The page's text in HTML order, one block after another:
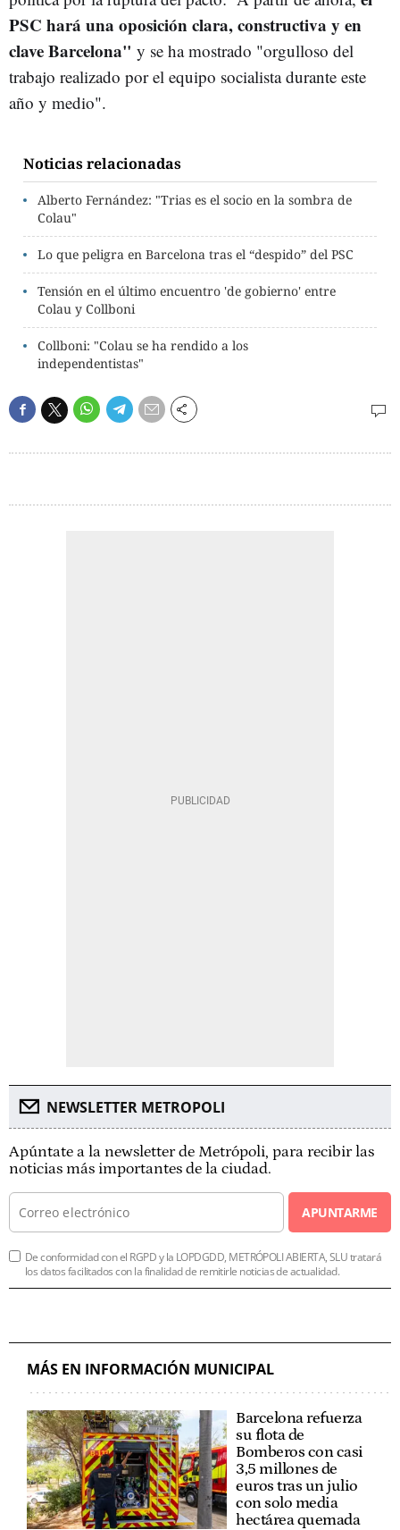
PSC hará una oposición clara, constructiva y en
clave Barcelona" y se ha mostrado "orgulloso del
trabajo realizado por el equipo socialista durante este
año y medio".
Noticias relacionadas
Alberto Fernández: "Trias es el socio en la sombra de
Colau"
Lo que peligra en Barcelona tras el “despido” del PSC
Tensión en el último encuentro 'de gobierno' entre
Colau y Collboni
Collboni: "Colau se ha rendido a los
independentistas"
NEWSLETTER METROPOLI
Apúntate a la newsletter de Metrópoli, para recibir las
noticias más importantes de la ciudad.
APUNTARME
De conformidad con el RGPD y la LOPDGDD, METRÓPOLI ABIERTA, SLU tratará
los datos facilitados con la finalidad de remitirle noticias de actualidad.
MÁS EN INFORMACIÓN MUNICIPAL
Barcelona refuerza
su flota de
Bomberos con casi
3,5 millones de
euros tras un julio
con solo media
hectárea quemada